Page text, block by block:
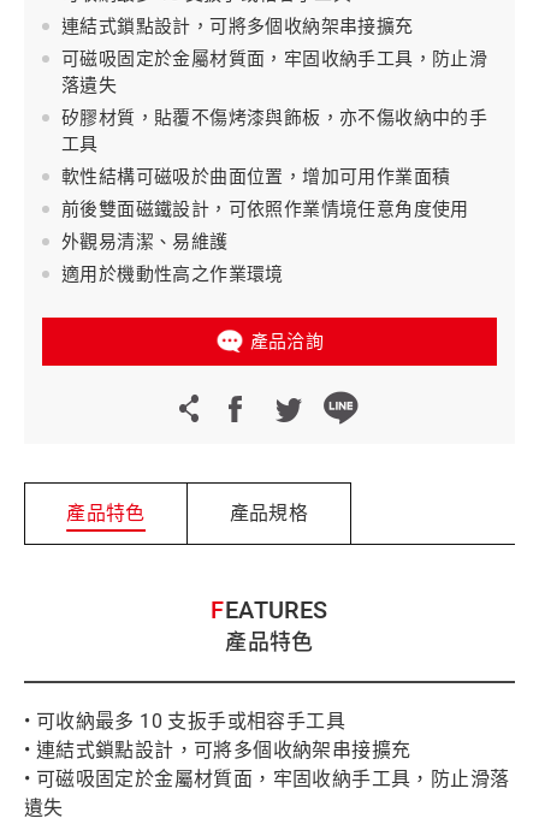
連結式鎖點設計，可將多個收納架串接擴充
可磁吸固定於金屬材質面，牢固收納手工具，防止滑
落遺失
矽膠材質，貼覆不傷烤漆與飾板，亦不傷收納中的手
工具
軟性結構可磁吸於曲面位置，增加可用作業面積
前後雙面磁鐵設計，可依照作業情境任意角度使用
外觀易清潔、易維護
適用於機動性高之作業環境
產品洽詢
產品特色 產品規格
FEATURES
產品特色
• 可收納最多 10 支扳手或相容手工具
• 連結式鎖點設計，可將多個收納架串接擴充
• 可磁吸固定於金屬材質面，牢固收納手工具，防止滑落
遺失